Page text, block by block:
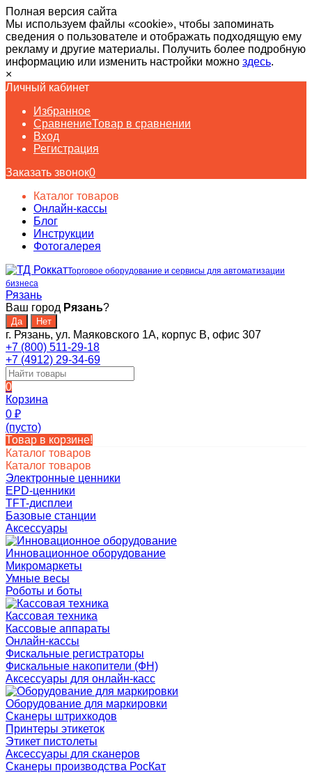
Полная версия сайта
Мы используем файлы «cookie», чтобы запоминать
сведения о пользователе и отображать подходящую ему
рекламу и другие материалы. Получить более подробную
информацию или изменить настройки можно здесь.
×
Личный кабинет
Избранное
СравнениеТовар в сравнении
Вход
Регистрация
Заказать звонок0
Каталог товаров
Онлайн-кассы
Блог
Инструкции
Фотогалерея
Торговое оборудование и сервисы для автоматизации
бизнеса
Рязань
Ваш город Рязань?
г. Рязань, ул. Маяковского 1А, корпус B, офис 307
+7 (800) 511-29-18
+7 (4912) 29-34-69
0
Корзина
0 ₽
(пусто)
Товар в корзине!
Каталог товаров
Каталог товаров
Электронные ценники
EPD-ценники
TFT-дисплеи
Базовые станции
Аксессуары
Инновационное оборудование
Микромаркеты
Умные весы
Роботы и боты
Кассовая техника
Кассовые аппараты
Онлайн-кассы
Фискальные регистраторы
Фискальные накопители (ФН)
Аксессуары для онлайн-касс
Оборудование для маркировки
Сканеры штрихкодов
Принтеры этикеток
Этикет пистолеты
Аксессуары для сканеров
Сканеры производства РосКат